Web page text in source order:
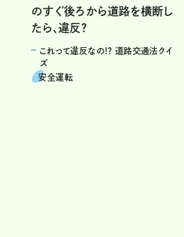
のすぐ後ろから道路を横断し
たら、違反？
これって違反なの!? 道路交通法クイ
ズ
安全運転